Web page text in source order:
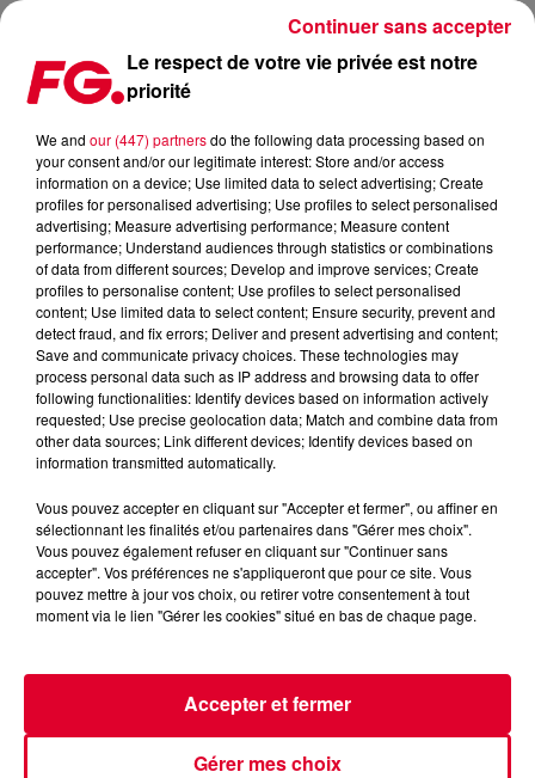
LA FOLIE DOUCE COURCHEVEL FESTIVAL
Publié : 2 mars 2023 à 12h52 par Solène Cordier
Le respect de votre vie privée est notre
priorité
We and our (447) partnersdo the following data processing based on
your consent and/or our legitimate interest: Store and/or access
information on a device; Use limited data to select advertising; Create
profiles for personalised advertising; Use profiles to select personalised
advertising; Measure advertising performance; Measure content
performance; Understand audiences through statistics or combinations
of data from different sources; Develop and improve services; Create
profiles to personalise content; Use profiles to select personalised
content; Use limited data to select content; Ensure security, prevent and
detect fraud, and fix errors; Deliver and present advertising and content;
Save and communicate privacy choices. These technologies may
process personal data such as IP address and browsing data to offer
following functionalities: Identify devices based on information actively
requested; Use precise geolocation data; Match and combine data from
other data sources; Link different devices; Identify devices based on
information transmitted automatically.
Vous pouvez accepter en cliquant sur "Accepter et fermer", ou affiner en
sélectionnant les finalités et/ou partenaires dans "Gérer mes choix".
Vous pouvez également refuser en cliquant sur "Continuer sans
accepter". Vos préférences ne s'appliqueront que pour ce site. Vous
pouvez mettre à jour vos choix, ou retirer votre consentement à tout
moment via le lien "Gérer les cookies" situé en bas de chaque page.
Gérer mes choix
Accepter et fermer
Continuer sans accepter